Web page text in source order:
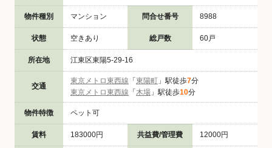
物件種別 マンション 問合せ番号 8988
状態 空きあり 総戸数 60戸
所在地 江東区東陽5-29-16
交通
東京メトロ東西線 「 東陽町 」駅徒歩7分
東京メトロ東西線 「 木場 」駅徒歩10分
物件特徴 ペット可
賃料 183000円 共益費/管理費 12000円